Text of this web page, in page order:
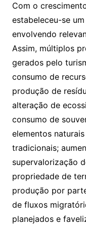
Com o
estabeleceu-se
envolvendo
Assim, múltiplos
gerados pelo
consumo de
produção de
alteração de
consumo de
elementos
tradicionais;
supervalorização
propriedade de
produção por
de fluxos
planejados e